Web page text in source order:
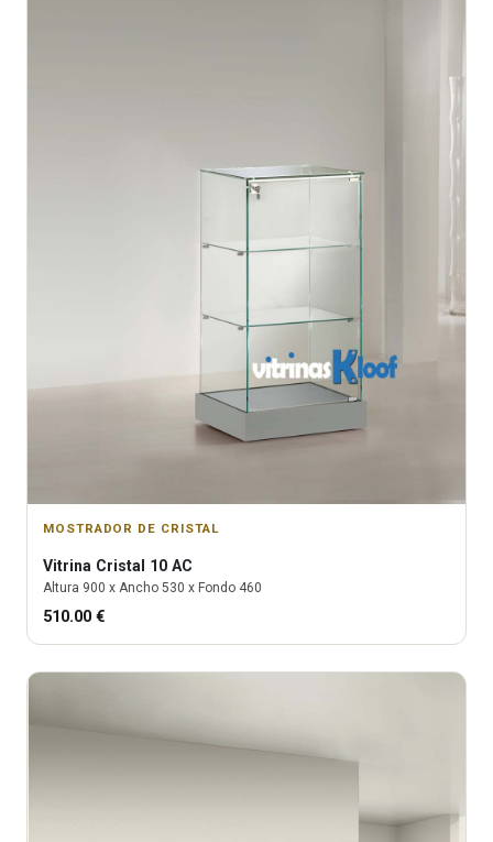
MOSTRADOR DE CRISTAL
Vitrina Cristal 10 AC
Altura 900 x Ancho 530 x Fondo 460
510.00 €